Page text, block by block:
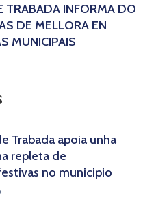
TRABADA INFORMA DO
DE MELLORA EN
MUNICIPAIS
Trabada apoia unha
repleta de
no municipio